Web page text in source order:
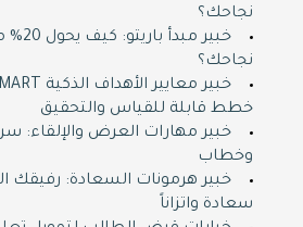
نجاحك؟
نجاحك؟
خطط قابلة للقياس والتحقيق
خبير مهارات العرض والإلقاء:
وخطاب
خبير هرمونات السعادة: رفيقك
سعادة واتزاناً